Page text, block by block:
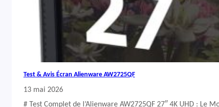
Test & Avis Écran Alienware AW2725QF
13 mai 2026
# Test Complet de l’Alienware AW2725QF 27″ 4K UHD : Le